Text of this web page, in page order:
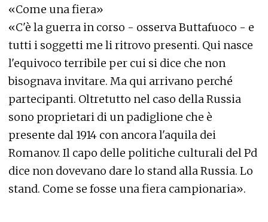
«Come una fiera»
«C'è la guerra in corso - osserva Buttafuoco - e
tutti i soggetti me li ritrovo presenti. Qui nasce
l'equivoco terribile per cui si dice che non
bisognava invitare. Ma qui arrivano perché
partecipanti. Oltretutto nel caso della Russia
sono proprietari di un padiglione che è
presente dal 1914 con ancora l'aquila dei
Romanov. Il capo delle politiche culturali del Pd
dice non dovevano dare lo stand alla Russia. Lo
stand. Come se fosse una fiera campionaria».